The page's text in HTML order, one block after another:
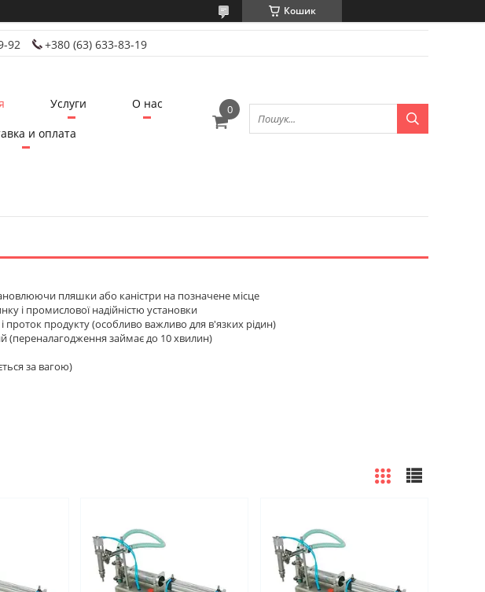
Кошик
92 +380 (63) 633-83-19
Услуги
О нас
и оплата
пляшки або каністри на позначене місце
і промислової надійністю установки
проток продукту (особливо важливо для в'язких рідин)
(переналагодження займає до 10 хвилин)
за вагою)